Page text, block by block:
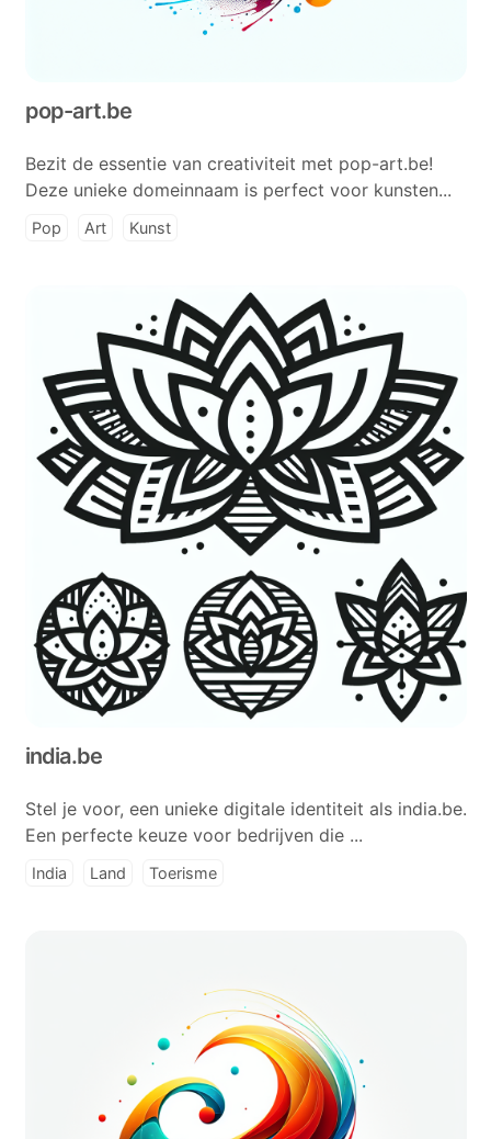
pop-art.be
Bezit de essentie van creativiteit met pop-art.be!
Deze unieke domeinnaam is perfect voor kunsten...
Pop Art Kunst
india.be
Stel je voor, een unieke digitale identiteit als india.be.
Een perfecte keuze voor bedrijven die ...
India Land Toerisme